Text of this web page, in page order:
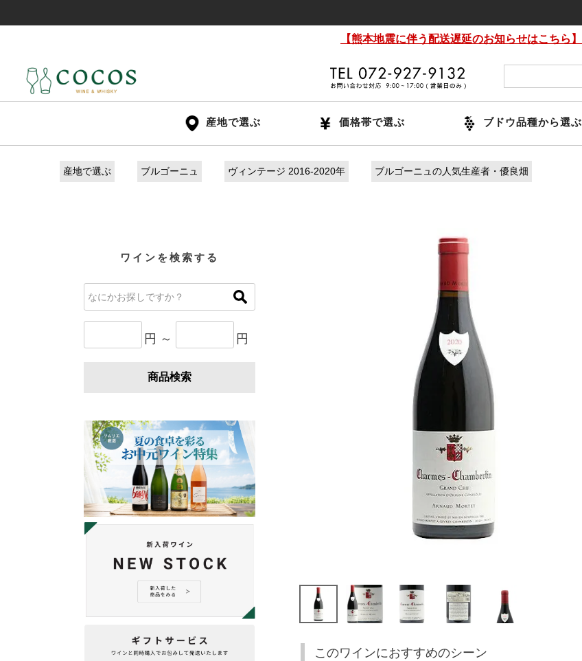
【熊本地震に伴う配送遅延のお知らせはこちら】
産地で選ぶ 価格帯で選ぶ ブドウ品種から選ぶ
産地で選ぶ ブルゴーニュ ヴィンテージ 2016-2020年 ブルゴーニュの人気生産者・優良畑
ワインを検索する
円 ～ 円
商品検索
このワインにおすすめのシーン